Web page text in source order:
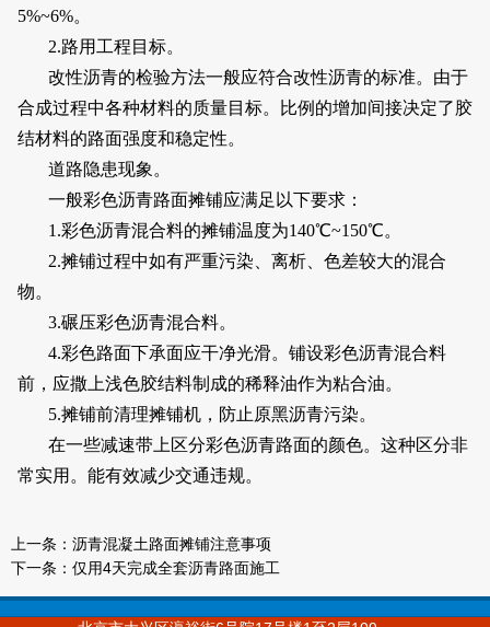
5%~6%。
2.路用工程目标。
改性沥青的检验方法一般应符合改性沥青的标准。由于
合成过程中各种材料的质量目标。比例的增加间接决定了胶
结材料的路面强度和稳定性。
道路隐患现象。
一般彩色沥青路面摊铺应满足以下要求：
1.彩色沥青混合料的摊铺温度为140℃~150℃。
2.摊铺过程中如有严重污染、离析、色差较大的混合
物。
3.碾压彩色沥青混合料。
4.彩色路面下承面应干净光滑。铺设彩色沥青混合料
前，应撒上浅色胶结料制成的稀释油作为粘合油。
5.摊铺前清理摊铺机，防止原黑沥青污染。
在一些减速带上区分彩色沥青路面的颜色。这种区分非
常实用。能有效减少交通违规。
上一条： 沥青混凝土路面摊铺注意事项
下一条： 仅用4天完成全套沥青路面施工